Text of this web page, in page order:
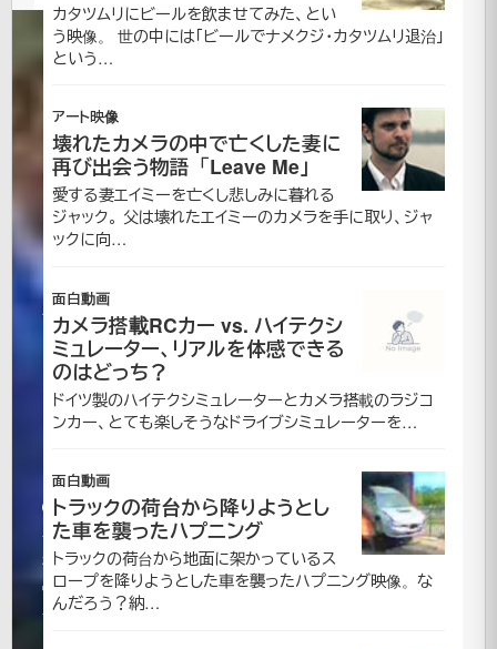
ハ
プ
ニ
ン
グ
巻
き
戻
2007
年3月
28日
2021
年7月
カタツムリにビールを飲ませてみた、とい
う映像。 世の中には「ビールでナメクジ・カタツムリ退治」
という…
アート映像
壊れたカメラの中で亡くした妻に
再び出会う物語「Leave Me」
愛する妻エイミーを亡くし悲しみに暮れる
ジャック。 父は壊れたエイミーのカメラを手に取り、ジャ
ックに向…
面白動画
カメラ搭載RCカー vs. ハイテクシ
ミュレーター、リアルを体感できる
のはどっち？
ドイツ製のハイテクシミュレーターとカメラ搭載のラジコ
ンカー、とても楽しそうなドライブシミュレーターを…
面白動画
トラックの荷台から降りようとし
た車を襲ったハプニング
トラックの荷台から地面に架かっているス
ロープを降りようとした車を襲ったハプニング映像。な
んだろう？納…